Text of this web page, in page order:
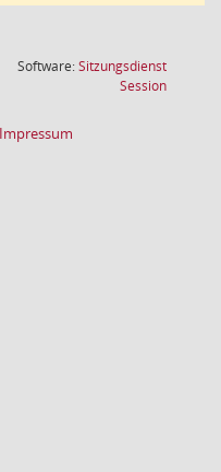
Software:Sitzungsdienst
Session(Wird in
Impressum